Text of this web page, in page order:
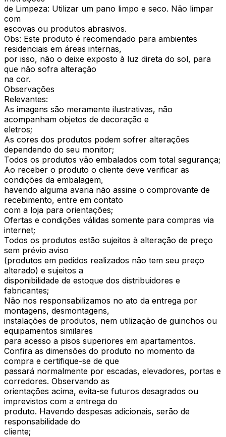
de Limpeza: Utilizar um pano limpo e seco. Não limpar
com
escovas ou produtos abrasivos.
Obs: Este produto é recomendado para ambientes
residenciais em áreas internas,
por isso, não o deixe exposto à luz direta do sol, para
que não sofra alteração
na cor.
Observações
Relevantes:
As imagens são meramente ilustrativas, não
acompanham objetos de decoração e
eletros;
As cores dos produtos podem sofrer alterações
dependendo do seu monitor;
Todos os produtos vão embalados com total segurança;
Ao receber o produto o cliente deve verificar as
condições da embalagem,
havendo alguma avaria não assine o comprovante de
recebimento, entre em contato
com a loja para orientações;
Ofertas e condições válidas somente para compras via
internet;
Todos os produtos estão sujeitos à alteração de preço
sem prévio aviso
(produtos em pedidos realizados não tem seu preço
alterado) e sujeitos a
disponibilidade de estoque dos distribuidores e
fabricantes;
Não nos responsabilizamos no ato da entrega por
montagens, desmontagens,
instalações de produtos, nem utilização de guinchos ou
equipamentos similares
para acesso a pisos superiores em apartamentos.
Confira as dimensões do produto no momento da
compra e certifique-se de que
passará normalmente por escadas, elevadores, portas e
corredores. Observando as
orientações acima, evita-se futuros desagrados ou
imprevistos com a entrega do
produto. Havendo despesas adicionais, serão de
responsabilidade do
cliente;